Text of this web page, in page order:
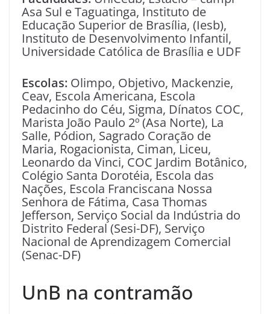
Asa Sul e Taguatinga, Instituto de
Educação Superior de Brasília, (Iesb),
Instituto de Desenvolvimento Infantil,
Universidade Católica de Brasília e UDF
Escolas: Olimpo, Objetivo, Mackenzie,
Ceav, Escola Americana, Escola
Pedacinho do Céu, Sigma, Dínatos COC,
Marista João Paulo 2º (Asa Norte), La
Salle, Pódion, Sagrado Coração de
Maria, Rogacionista, Ciman, Liceu,
Leonardo da Vinci, COC Jardim Botânico,
Colégio Santa Dorotéia, Escola das
Nações, Escola Franciscana Nossa
Senhora de Fátima, Casa Thomas
Jefferson, Serviço Social da Indústria do
Distrito Federal (Sesi-DF), Serviço
Nacional de Aprendizagem Comercial
(Senac-DF)
UnB na contramão